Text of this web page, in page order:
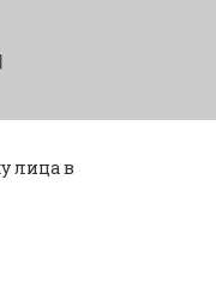
лица в